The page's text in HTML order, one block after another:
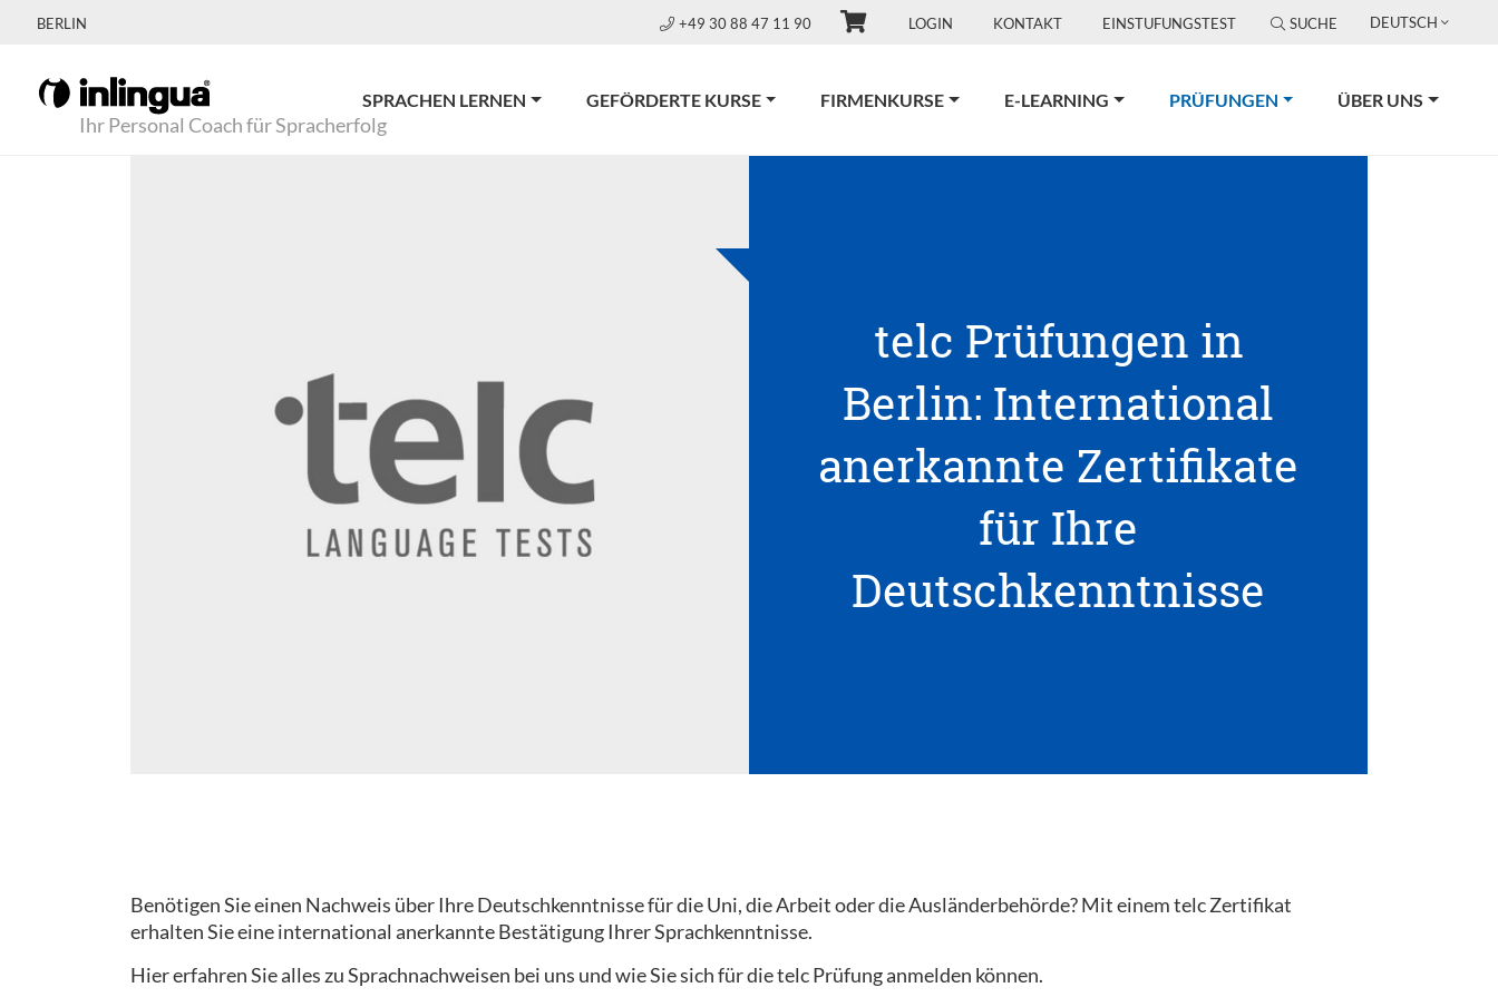
BERLIN +49 30 88 47 11 90 LOGIN KONTAKT EINSTUFUNGSTEST SUCHE DEUTSCH
Ihr Personal Coach für Spracherfolg
SPRACHEN LERNEN GEFÖRDERTE KURSE FIRMENKURSE E-LEARNING PRÜFUNGEN(CURRENT)ÜBER UNS
telc Prüfungen in
Berlin: International
anerkannte Zertifikate
für Ihre
Deutschkenntnisse
Benötigen Sie einen Nachweis über Ihre Deutschkenntnisse für die Uni, die Arbeit oder die Ausländerbehörde? Mit einem telc Zertifikat
erhalten Sie eine international anerkannte Bestätigung Ihrer Sprachkenntnisse.
Hier erfahren Sie alles zu Sprachnachweisen bei uns und wie Sie sich für die telc Prüfung anmelden können.